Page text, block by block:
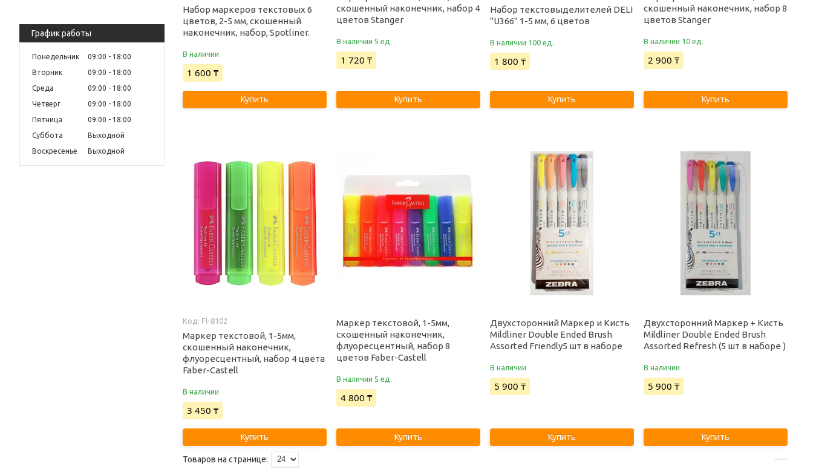
График работы
Понедельник 09:00
18:00
Вторник
09:00
18:00
Среда
09:00
18:00
Четверг
09:00
18:00
Пятница
09:00
18:00
Суббота
Выходной
Воскресенье
Выходной
Набор маркеров текстовых 6
цветов, 2-5 мм, скошенный
наконечник, набор, Spotliner.
В наличии
1 600 ₸
Купить
скошенный наконечник, набор 4
цветов Stanger
В наличии 5 ед.
1 720 ₸
Купить
Набор текстовыделителей DELI
"U366" 1-5 мм, 6 цветов
В наличии 100 ед.
1 800 ₸
Купить
скошенный наконечник, набор 8
цветов Stanger
В наличии 10 ед.
2 900 ₸
Купить
Fl-8102
Маркер текстовой, 1-5мм,
скошенный наконечник,
флуоресцентный, набор 4 цвета
Faber-Castell
В наличии
3 450 ₸
Купить
Маркер текстовой, 1-5мм,
скошенный наконечник,
флуоресцентный, набор 8
цветов Faber-Castell
В наличии 5 ед.
4 800 ₸
Купить
Двухсторонний Маркер и Кисть
Mildliner Double Ended Brush
Assorted Friendly5 шт в наборе
В наличии
5 900 ₸
Купить
Двухсторонний Маркер + Кисть
Mildliner Double Ended Brush
Assorted Refresh (5 шт в наборе )
В наличии
5 900 ₸
Купить